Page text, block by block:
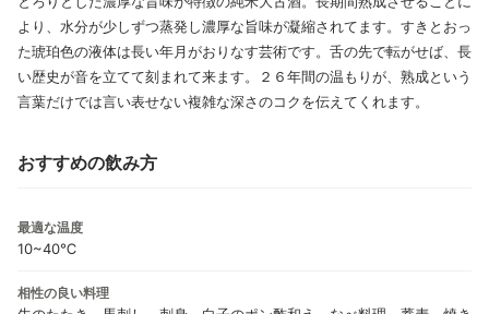
より、水分が少しずつ蒸発し濃厚な旨味が凝縮されてます。すきとおっ
た琥珀色の液体は長い年月がおりなす芸術です。舌の先で転がせば、長
い歴史が音を立てて刻まれて来ます。２６年間の温もりが、熟成という
言葉だけでは言い表せない複雑な深さのコクを伝えてくれます。
おすすめの飲み方
最適な温度
10~40℃
相性の良い料理